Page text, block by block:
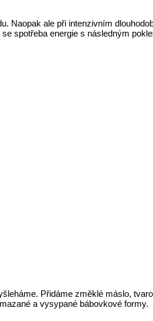
Naopak ale při intenzivním
spotřeba energie s následným
Přidáme změklé máslo,
a vysypané bábovkové formy.